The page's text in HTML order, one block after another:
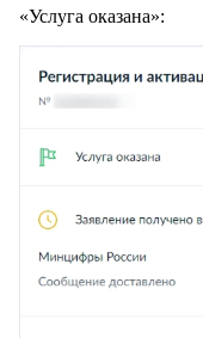
«Услуга оказана»: